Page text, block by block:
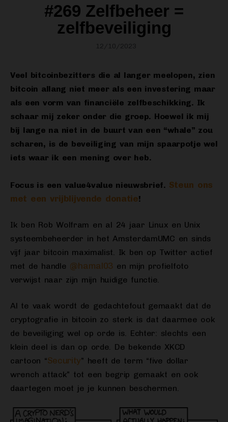
#269 Zelfbeheer =
zelfbeveiliging
12/10/2023
Veel bitcoinbezitters die al langer meelopen, zien
bitcoin allang niet meer als een investering maar
als een vorm van financiële zelfbeschikking. Ik
schaar mij zeker onder die groep. Hoewel ik mij
bij lange na niet in de buurt van een “whale” zou
scharen, is de beveiliging van mijn spaarpotje wel
iets waar ik een mening over heb.
Focus is een value4value nieuwsbrief. Steun ons
met een vrijblijvende donatie!
Ik ben Rob Wolfram en al 24 jaar Linux en Unix
systeembeheerder in het AmsterdamUMC en sinds
vijf jaar bitcoin maximalist. Ik ben op Twitter actief
met de handle @hamal03 en mijn profielfoto
verwijst naar zijn mijn huidige functie.
Al te vaak wordt de gedachtefout gemaakt dat de
cryptografie in bitcoin zo sterk is dat daarmee ook
de beveiliging wel op orde is. Echter: slechts een
klein deel is dan op orde. De bekende XKCD
cartoon “Security” heeft de term “five dollar
wrench attack” tot een begrip gemaakt en ook
daartegen moet je je kunnen beschermen.